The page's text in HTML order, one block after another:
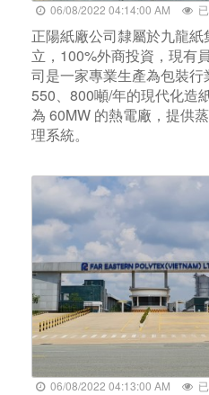
06/08/2022 04:14:00 AM
正陽紙廠公司隸屬於九龍
立，100%外商投資，現有
司是一家專業生產為包裝
550、800噸/年的現代化造
為 60MW 的熱電廠，提供
理系統。
06/08/2022 04:13:00 AM